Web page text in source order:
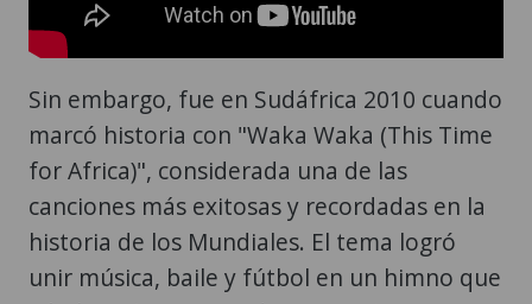
Sin embargo, fue en Sudáfrica 2010 cuando
marcó historia con "Waka Waka (This Time
for Africa)", considerada una de las
canciones más exitosas y recordadas en la
historia de los Mundiales. El tema logró
unir música, baile y fútbol en un himno que